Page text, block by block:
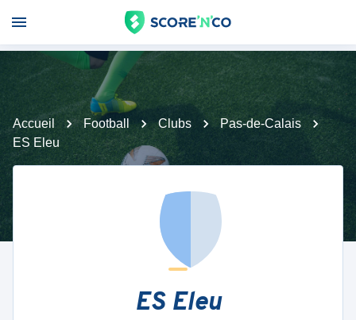
Accueil Football Clubs
Pas-de-Calais
ES Eleu
ES Eleu